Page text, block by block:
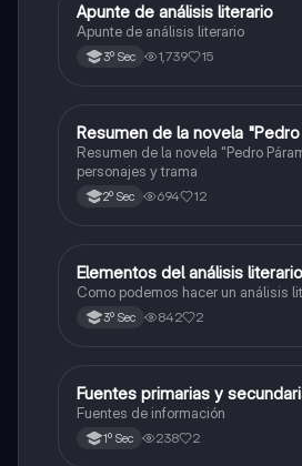
Español
Apunte de análisis literario
Apunte de análisis literario
3º Sec 1,739 15
Español
Resumen de la novela
Resumen de la novela "Pedro
personajes y trama
2º Sec 694 12
Español
Elementos del análisis literario
Como podemos hacer un análisis
3º Sec 842 2
Español
Fuentes primarias y
Fuentes de información
1º Sec 238 2